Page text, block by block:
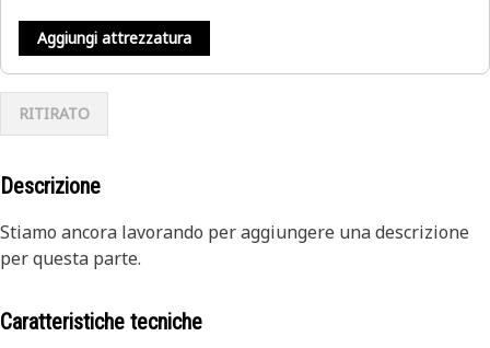
Aggiungi attrezzatura
RITIRATO
Descrizione
Stiamo ancora lavorando per aggiungere una descrizione
per questa parte.
Caratteristiche tecniche